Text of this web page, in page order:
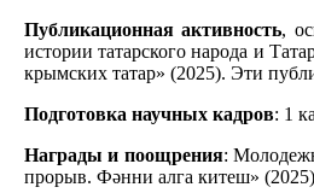
Публикационная активность,
истории татарского народа и
крымских татар» (2025). Эти
Подготовка научных кадров: 1
Награды и поощрения:
прорыв. Фәнни алга китеш»